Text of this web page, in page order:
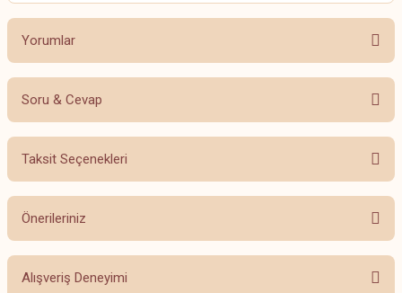
Yorumlar
Bu ürüne ilk yorumu siz yapın!
Soru & Cevap
Ürün hakkında henüz soru sorulmamış.
Taksit Seçenekleri
Önerileriniz
Bu ürünün fiyat bilgisi, resim, ürün açıklamalarında ve diğer konularda
yetersiz gördüğünüz noktaları öneri formunu kullanarak tarafımıza
Alışveriş Deneyimi